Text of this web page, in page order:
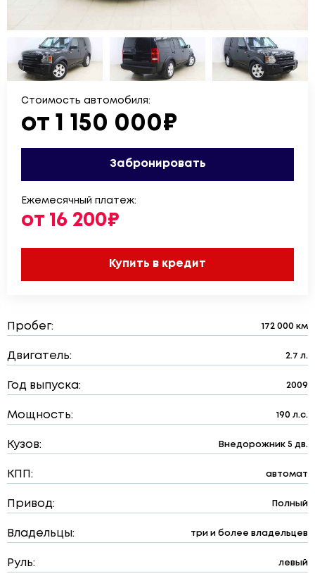
Стоимость автомобиля:
от 1 150 000₽
Забронировать
Ежемесячный платеж:
от 16 200₽
Купить в кредит
Пробег: 172 000 км
Двигатель: 2.7 л.
Год выпуска: 2009
Мощность: 190 л.с.
Кузов: Внедорожник 5 дв.
КПП: автомат
Привод: Полный
Владельцы: три и более владельцев
Руль: левый